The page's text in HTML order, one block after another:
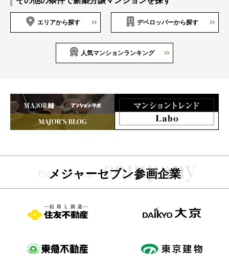
エリアから探す デベロッパーから探す
人気マンションランキング
メジャーセブン参画企業